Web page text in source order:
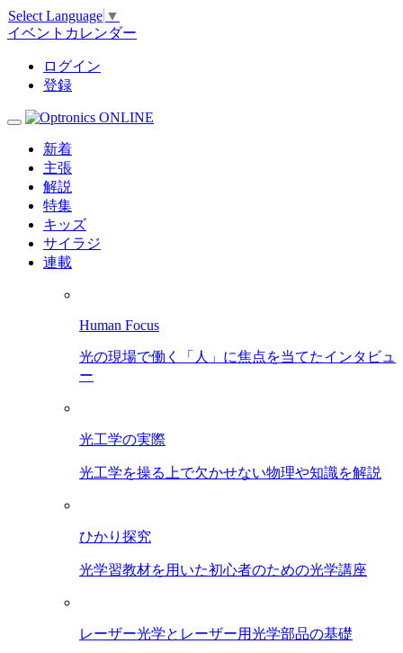
Select Language ▼
イベントカレンダー
ログイン
登録
新着
主張
解説
特集
キッズ
サイラジ
連載
Human Focus
光の現場で働く「人」に焦点を当てたインタビュ
ー
光工学の実際
光工学を操る上で欠かせない物理や知識を解説
ひかり探究
光学習教材を用いた初心者のための光学講座
レーザー光学とレーザー用光学部品の基礎